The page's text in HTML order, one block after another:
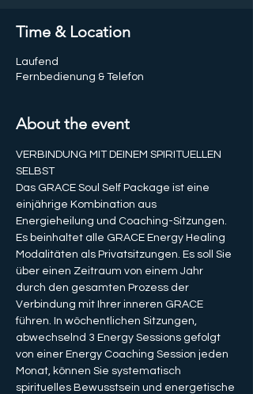
Time & Location
Laufend
Fernbedienung & Telefon
About the event
VERBINDUNG MIT DEINEM SPIRITUELLEN
SELBST
Das GRACE Soul Self Package ist eine
einjährige Kombination aus
Energieheilung und Coaching-Sitzungen.
Es beinhaltet alle GRACE Energy Healing
Modalitäten als Privatsitzungen. Es soll Sie
über einen Zeitraum von einem Jahr
durch den gesamten Prozess der
Verbindung mit Ihrer inneren GRACE
führen. In wöchentlichen Sitzungen,
abwechselnd 3 Energy Sessions gefolgt
von einer Energy Coaching Session jeden
Monat, können Sie systematisch
spirituelles Bewusstsein und energetische